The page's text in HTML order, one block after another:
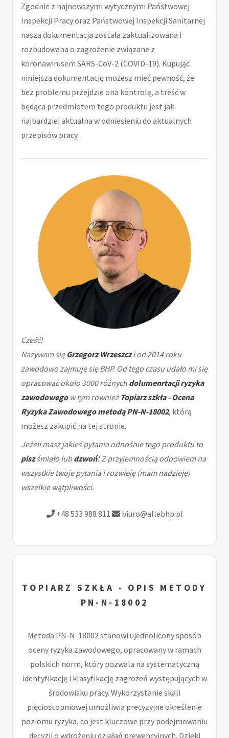
Zgodnie z najnowszymi wytycznymi Państwowej
Inspekcji Pracy oraz Państwowej Inspekcji Sanitarnej
nasza dokumentacja została zaktualizowana i
rozbudowana o zagrożenie związane z
koronawirusem SARS-CoV-2 (COVID-19). Kupując
niniejszą dokumentację możesz mieć pewność, że
bez problemu przejdzie ona kontrolę, a treść w
będąca przedmiotem tego produktu jest jak
najbardziej aktualna w odniesieniu do aktualnych
przepisów pracy.
Cześć!
Nazywam sięGrzegorz Wrzeszczi od 2014 roku
zawodowo zajmuję się BHP. Od tego czasu udało mi się
opracować około 3000 różnych dolumenrtacji ryzyka
zawodowegow tym rownież Topiarz szkła - Ocena
Ryzyka Zawodowego metodą PN-N-18002, którą
możesz zakupić na tej stronie.
Jeżeli masz jakieś pytania odnośnie tego produktu to
piszśmiało lubdzwoń! Z przyjemnością odpowiem na
wszystkie twoje pytania i rozwieję (mam nadzieję)
wszelkie wątpliwości.
+48 533 988 811 biuro@allebhp.pl
TOPIARZ SZKŁA - OPIS METODY
PN-N-18002
Metoda PN-N-18002 stanowi ujednolicony sposób
oceny ryzyka zawodowego, opracowany w ramach
polskich norm, który pozwala na systematyczną
identyfikację i klasyfikację zagrożeń występujących w
środowisku pracy. Wykorzystanie skali
pięciostopniowej umożliwia precyzyjne określenie
poziomu ryzyka, co jest kluczowe przy podejmowaniu
decyzji o wdrożeniu działań prewencyjnych. Dzięki